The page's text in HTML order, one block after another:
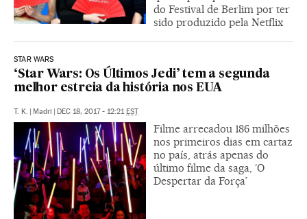
do Festival de Berlim por ter
sido produzido pela Netflix
STAR WARS
‘Star Wars: Os Últimos Jedi’ tem a segunda
melhor estreia da história nos EUA
T. K. Madri DEC 18, 2017 - 12:21 EST
Filme arrecadou 186 milhões
nos primeiros dias em cartaz
no país, atrás apenas do
último filme da saga, ‘O
Despertar da Força’